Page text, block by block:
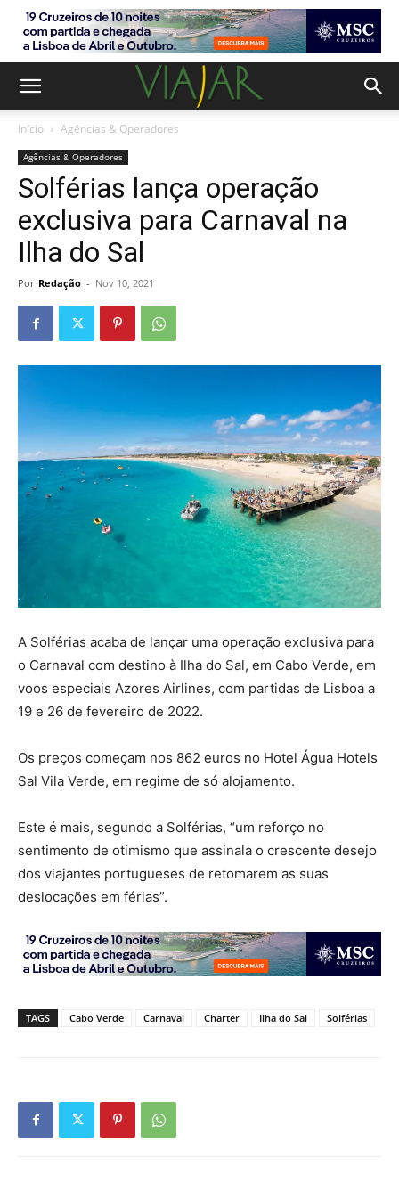
Início Agências & Operadores
Agências & Operadores
Solférias lança operação
exclusiva para Carnaval na
Ilha do Sal
Por Redação - Nov 10, 2021
A Solférias acaba de lançar uma operação exclusiva para
o Carnaval com destino à Ilha do Sal, em Cabo Verde, em
voos especiais Azores Airlines, com partidas de Lisboa a
19 e 26 de fevereiro de 2022.
Os preços começam nos 862 euros no Hotel Água Hotels
Sal Vila Verde, em regime de só alojamento.
Este é mais, segundo a Solférias, “um reforço no
sentimento de otimismo que assinala o crescente desejo
dos viajantes portugueses de retomarem as suas
deslocações em férias”.
TAGS Cabo Verde Carnaval Charter Ilha do Sal Solférias